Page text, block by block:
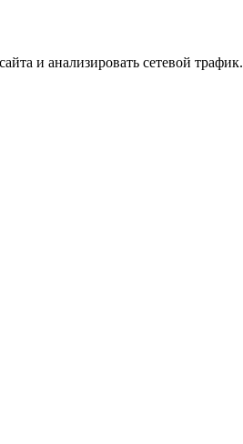
и анализировать сетевой трафик.